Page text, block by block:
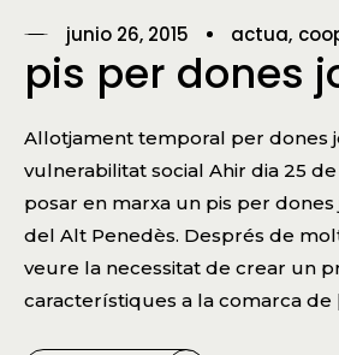
junio 26, 2015 actua
pis per dones
Allotjament temporal per dones
vulnerabilitat social Ahir dia 25
posar en marxa un pis per dones
del Alt Penedès. Després de
veure la necessitat de crear un
característiques a la comarca de